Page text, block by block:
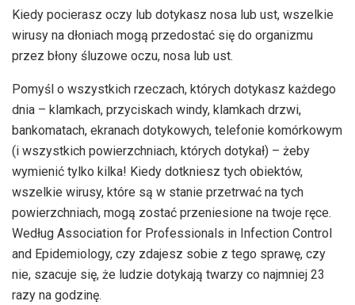
Kiedy pocierasz oczy lub dotykasz nosa lub ust, wszelkie
wirusy na dłoniach mogą przedostać się do organizmu
przez błony śluzowe oczu, nosa lub ust.
Pomyśl o wszystkich rzeczach, których dotykasz każdego
dnia – klamkach, przyciskach windy, klamkach drzwi,
bankomatach, ekranach dotykowych, telefonie komórkowym
(i wszystkich powierzchniach, których dotykał) – żeby
wymienić tylko kilka! Kiedy dotkniesz tych obiektów,
wszelkie wirusy, które są w stanie przetrwać na tych
powierzchniach, mogą zostać przeniesione na twoje ręce.
Według Association for Professionals in Infection Control
and Epidemiology, czy zdajesz sobie z tego sprawę, czy
nie, szacuje się, że ludzie dotykają twarzy co najmniej 23
razy na godzinę.